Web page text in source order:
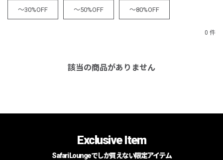
～30%OFF ～50%OFF ～80%OFF
0 件
該当の商品がありません
Exclusive Item
Safari Loungeでしか買えない限定アイテム